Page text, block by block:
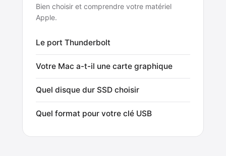
Bien choisir et comprendre votre matériel
Apple.
Le port Thunderbolt
Votre Mac a-t-il une carte graphique
Quel disque dur SSD choisir
Quel format pour votre clé USB